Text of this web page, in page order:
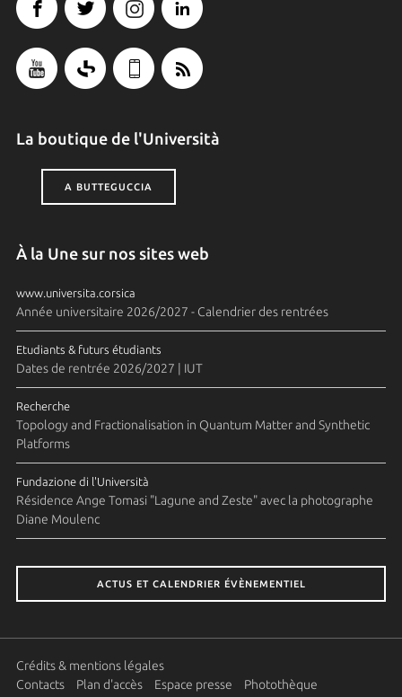
La boutique de l'Università
A BUTTEGUCCIA
À la Une sur nos sites web
www.universita.corsica
Année universitaire 2026/2027 - Calendrier des rentrées
Etudiants & futurs étudiants
Dates de rentrée 2026/2027 | IUT
Recherche
Topology and Fractionalisation in Quantum Matter and Synthetic
Platforms
Fundazione di l'Università
Résidence Ange Tomasi "Lagune and Zeste" avec la photographe
Diane Moulenc
ACTUS ET CALENDRIER ÉVÈNEMENTIEL
Crédits & mentions légales
Contacts
Plan d'accès Espace presse
Photothèque